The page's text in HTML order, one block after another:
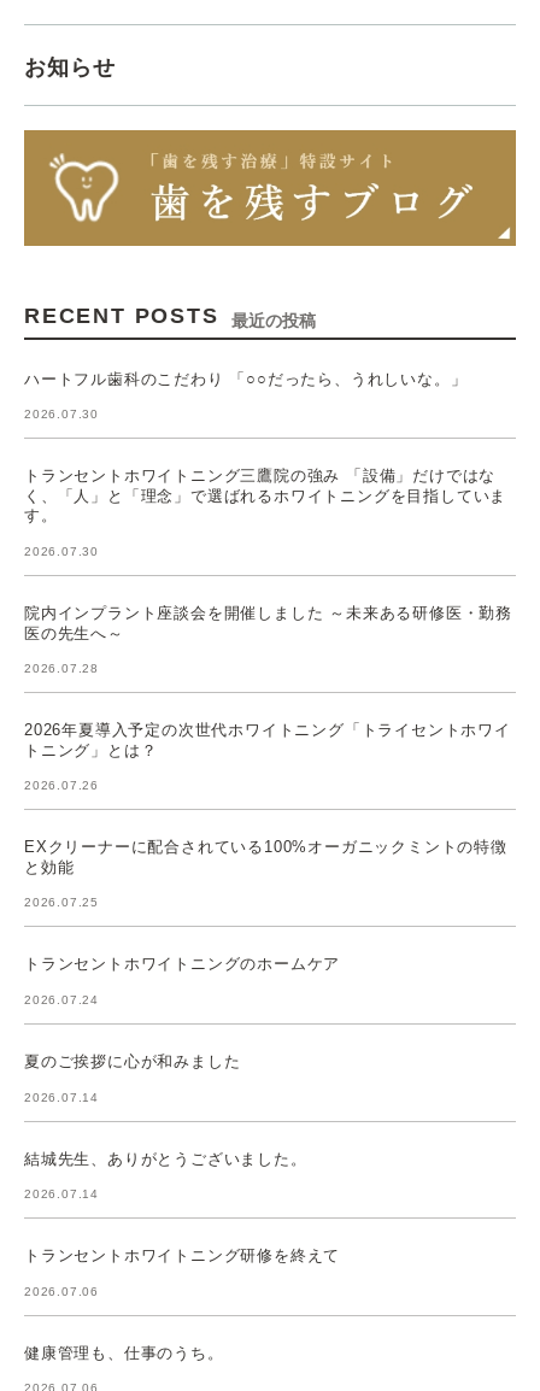
お知らせ
RECENT POSTS 最近の投稿
ハートフル歯科のこだわり 「○○だったら、うれしいな。」
2026.07.30
トランセントホワイトニング三鷹院の強み 「設備」だけではな
く、「人」と「理念」で選ばれるホワイトニングを目指していま
す。
2026.07.30
院内インプラント座談会を開催しました ～未来ある研修医・勤務
医の先生へ～
2026.07.28
2026年夏導入予定の次世代ホワイトニング「トライセントホワイ
トニング」とは？
2026.07.26
EXクリーナーに配合されている100%オーガニックミントの特徴
と効能
2026.07.25
トランセントホワイトニングのホームケア
2026.07.24
夏のご挨拶に心が和みました
2026.07.14
結城先生、ありがとうございました。
2026.07.14
トランセントホワイトニング研修を終えて
2026.07.06
健康管理も、仕事のうち。
2026.07.06